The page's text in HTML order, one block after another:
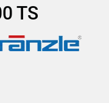
TS